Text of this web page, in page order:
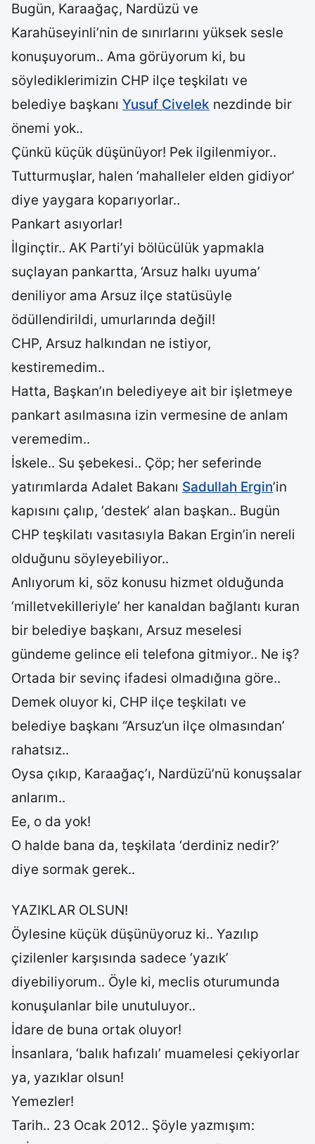
Bugün, Karaağaç, Nardüzü ve
Karahüseyinli’nin de sınırlarını yüksek sesle
konuşuyorum.. Ama görüyorum ki, bu
söylediklerimizin CHP ilçe teşkilatı ve
belediye başkanı Yusuf Civelek nezdinde bir
önemi yok..
Çünkü küçük düşünüyor! Pek ilgilenmiyor..
Tutturmuşlar, halen ‘mahalleler elden gidiyor’
diye yaygara koparıyorlar..
Pankart asıyorlar!
İlginçtir.. AK Parti’yi bölücülük yapmakla
suçlayan pankartta, ‘Arsuz halkı uyuma’
deniliyor ama Arsuz ilçe statüsüyle
ödüllendirildi, umurlarında değil!
CHP, Arsuz halkından ne istiyor,
kestiremedim..
Hatta, Başkan’ın belediyeye ait bir işletmeye
pankart asılmasına izin vermesine de anlam
veremedim..
İskele.. Su şebekesi.. Çöp; her seferinde
yatırımlarda Adalet Bakanı Sadullah Ergin’in
kapısını çalıp, ‘destek’ alan başkan.. Bugün
CHP teşkilatı vasıtasıyla Bakan Ergin’in nereli
olduğunu söyleyebiliyor..
Anlıyorum ki, söz konusu hizmet olduğunda
‘milletvekilleriyle’ her kanaldan bağlantı kuran
bir belediye başkanı, Arsuz meselesi
gündeme gelince eli telefona gitmiyor.. Ne iş?
Ortada bir sevinç ifadesi olmadığına göre..
Demek oluyor ki, CHP ilçe teşkilatı ve
belediye başkanı “Arsuz’un ilçe olmasından’
rahatsız..
Oysa çıkıp, Karaağaç’ı, Nardüzü’nü konuşsalar
anlarım..
Ee, o da yok!
O halde bana da, teşkilata ‘derdiniz nedir?’
diye sormak gerek..
YAZIKLAR OLSUN!
Öylesine küçük düşünüyoruz ki.. Yazılıp
çizilenler karşısında sadece ‘yazık’
diyebiliyorum.. Öyle ki, meclis oturumunda
konuşulanlar bile unutuluyor..
İdare de buna ortak oluyor!
İnsanlara, ‘balık hafızalı’ muamelesi çekiyorlar
ya, yazıklar olsun!
Yemezler!
Tarih.. 23 Ocak 2012.. Şöyle yazmışım: